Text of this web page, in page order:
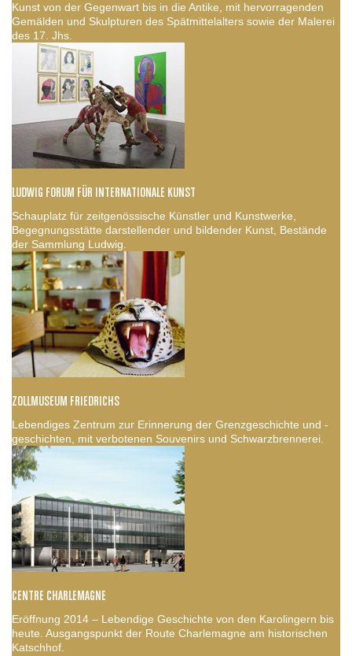
Kunst von der Gegenwart bis in die Antike, mit hervorragenden
Gemälden und Skulpturen des Spätmittelalters sowie der Malerei
des 17. Jhs.
LUDWIG FORUM FÜR INTERNATIONALE KUNST
Schauplatz für zeitgenössische Künstler und Kunstwerke,
Begegnungsstätte darstellender und bildender Kunst, Bestände
der Sammlung Ludwig.
ZOLLMUSEUM FRIEDRICHS
Lebendiges Zentrum zur Erinnerung der Grenzgeschichte und -
geschichten, mit verbotenen Souvenirs und Schwarzbrennerei.
CENTRE CHARLEMAGNE
Eröffnung 2014 – Lebendige Geschichte von den Karolingern bis
heute. Ausgangspunkt der Route Charlemagne am historischen
Katschhof.